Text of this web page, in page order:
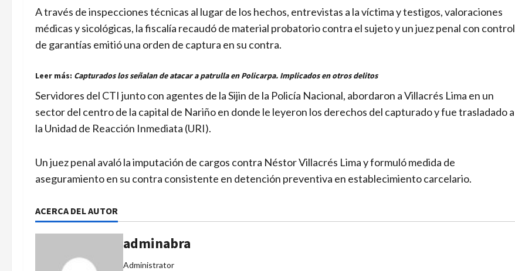
A través de inspecciones técnicas al lugar de los hechos, entrevistas a la víctima y testigos, valoraciones
médicas y sicológicas, la fiscalía recaudó de material probatorio contra el sujeto y un juez penal con control
de garantías emitió una orden de captura en su contra.
Leer más: Capturados los señalan de atacar a patrulla en Policarpa. Implicados en otros delitos
Servidores del CTI junto con agentes de la Sijin de la Policía Nacional, abordaron a Villacrés Lima en un
sector del centro de la capital de Nariño en donde le leyeron los derechos del capturado y fue trasladado a
la Unidad de Reacción Inmediata (URI).
Un juez penal avaló la imputación de cargos contra Néstor Villacrés Lima y formuló medida de
aseguramiento en su contra consistente en detención preventiva en establecimiento carcelario.
ACERCA DEL AUTOR
adminabra
Administrator